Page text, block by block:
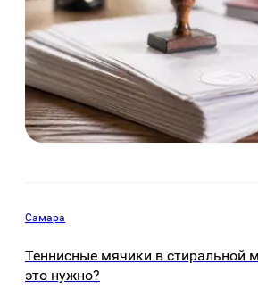
Самара
Теннисные мячики в стиральной
это нужно?